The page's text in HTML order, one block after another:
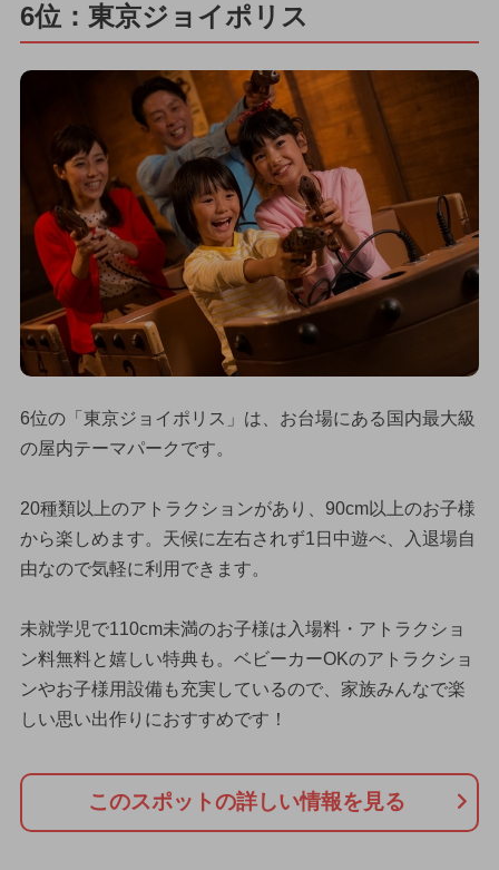
6位：東京ジョイポリス
6位の「東京ジョイポリス」は、お台場にある国内最大級
の屋内テーマパークです。
20種類以上のアトラクションがあり、90cm以上のお子様
から楽しめます。天候に左右されず1日中遊べ、入退場自
由なので気軽に利用できます。
未就学児で110cm未満のお子様は入場料・アトラクショ
ン料無料と嬉しい特典も。ベビーカーOKのアトラクショ
ンやお子様用設備も充実しているので、家族みんなで楽
しい思い出作りにおすすめです！
このスポットの詳しい情報を見る